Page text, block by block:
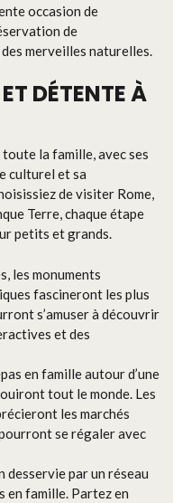
occasion de
de
merveilles naturelles.
DÉTENTE À
la famille, avec ses
culturel et sa
de visiter Rome,
Terre, chaque étape
petits et grands.
les monuments
fascineront les plus
s’amuser à découvrir
et des
en famille autour d’une
tout le monde. Les
les marchés
se régaler avec
desservie par un réseau
en famille. Partez en